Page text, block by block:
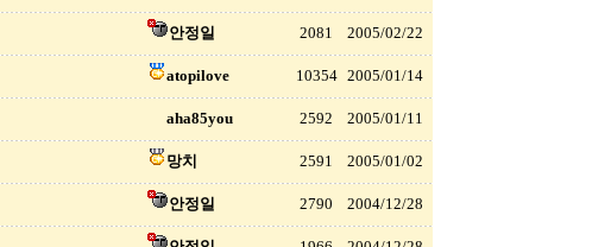
안정일 2081 2005/02/22
atopilove 10354 2005/01/14
aha85you 2592 2005/01/11
망치 2591 2005/01/02
안정일 2790 2004/12/28